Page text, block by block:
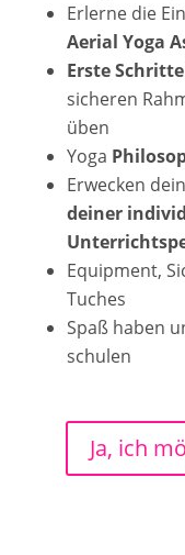
Erlerne die
Aerial Yoga
Erste
sicheren
üben
Yoga
Erwecken
deiner
Equipment,
Tuches
Spaß haben
schulen
Ja, ich